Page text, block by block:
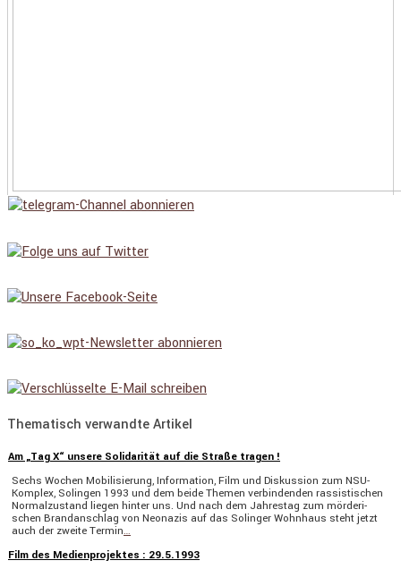
Thematisch verwandte Artikel
Am „Tag X“ unsere Solidarität auf die Straße tragen !
Sechs Wochen Mobili­sie­rung, Infor­ma­tion, Film und Diskus­sion zum NSU-
Komplex, Solingen 1993 und dem beide Themen verbin­denden rassis­ti­schen
Normal­zu­stand liegen hinter uns. Und nach dem Jahrestag zum mörde­ri­
schen Brand­an­schlag von Neonazis auf das Solinger Wohnhaus steht jetzt
auch der zweite Termin…
Film des Medienprojektes : 29.5.1993